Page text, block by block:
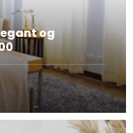
og